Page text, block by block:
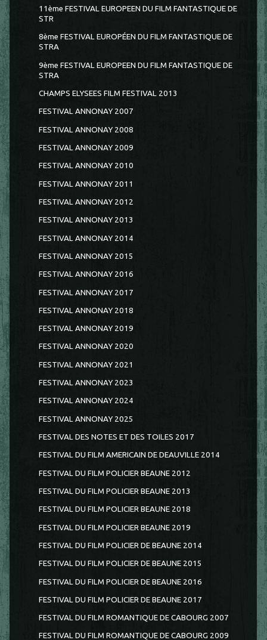
11ème FESTIVAL EUROPEEN DU FILM FANTASTIQUE DE
STR
8ème FESTIVAL EUROPÉEN DU FILM FANTASTIQUE DE
STRA
9ème FESTIVAL EUROPEEN DU FILM FANTASTIQUE DE
STRA
CHAMPS ELYSEES FILM FESTIVAL 2013
FESTIVAL ANNONAY 2007
FESTIVAL ANNONAY 2008
FESTIVAL ANNONAY 2009
FESTIVAL ANNONAY 2010
FESTIVAL ANNONAY 2011
FESTIVAL ANNONAY 2012
FESTIVAL ANNONAY 2013
FESTIVAL ANNONAY 2014
FESTIVAL ANNONAY 2015
FESTIVAL ANNONAY 2016
FESTIVAL ANNONAY 2017
FESTIVAL ANNONAY 2018
FESTIVAL ANNONAY 2019
FESTIVAL ANNONAY 2020
FESTIVAL ANNONAY 2021
FESTIVAL ANNONAY 2023
FESTIVAL ANNONAY 2024
FESTIVAL ANNONAY 2025
FESTIVAL DES NOTES ET DES TOILES 2017
FESTIVAL DU FILM AMERICAIN DE DEAUVILLE 2014
FESTIVAL DU FILM POLICIER BEAUNE 2012
FESTIVAL DU FILM POLICIER BEAUNE 2013
FESTIVAL DU FILM POLICIER BEAUNE 2018
FESTIVAL DU FILM POLICIER BEAUNE 2019
FESTIVAL DU FILM POLICIER DE BEAUNE 2014
FESTIVAL DU FILM POLICIER DE BEAUNE 2015
FESTIVAL DU FILM POLICIER DE BEAUNE 2016
FESTIVAL DU FILM POLICIER DE BEAUNE 2017
FESTIVAL DU FILM ROMANTIQUE DE CABOURG 2007
FESTIVAL DU FILM ROMANTIQUE DE CABOURG 2009